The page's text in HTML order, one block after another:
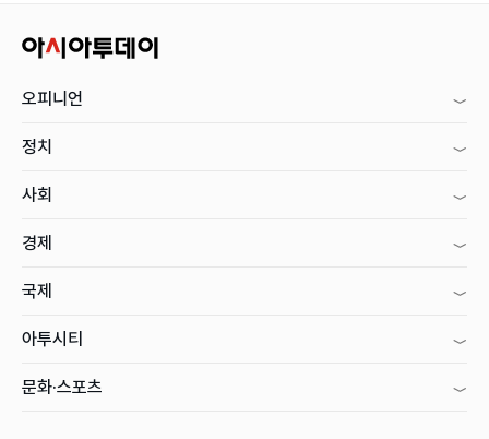
오피니언
정치
사회
경제
국제
아투시티
문화·스포츠